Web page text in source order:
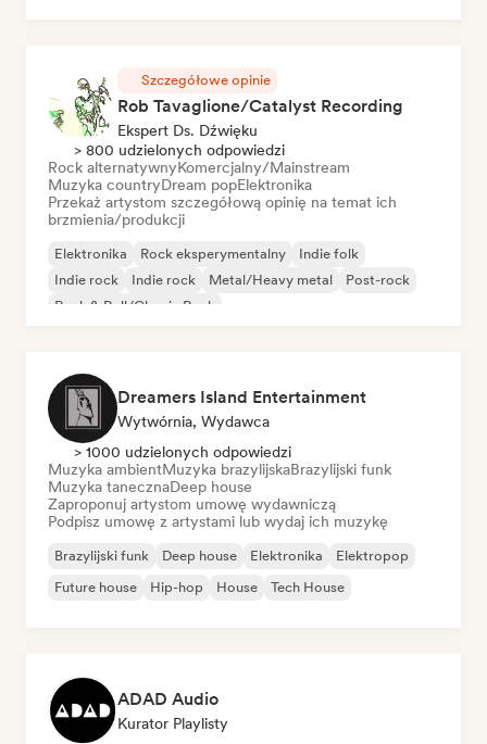
Szczegółowe opinie
Rob Tavaglione/Catalyst Recording
Ekspert Ds. Dźwięku
> 800 udzielonych odpowiedzi
Rock alternatywnyKomercjalny/Mainstream
Muzyka countryDream popElektronika
Przekaż artystom szczegółową opinię na temat ich
brzmienia/produkcji
Elektronika Rock eksperymentalny
Indie folk
Indie rock
Indie rock Metal/Heavy metal
Post-rock
Rock & Roll/Classic Rock
Dreamers Island Entertainment
Wytwórnia, Wydawca
> 1000 udzielonych odpowiedzi
Muzyka ambientMuzyka brazylijskaBrazylijski funk
Muzyka tanecznaDeep house
Zaproponuj artystom umowę wydawniczą
Podpisz umowę z artystami lub wydaj ich muzykę
Brazylijski funk Deep house Elektronika
Elektropop
Future house
Hip-hop House Tech House
ADAD Audio
Kurator Playlisty